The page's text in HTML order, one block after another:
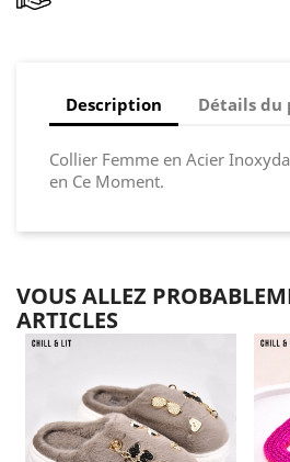
Description Détails du
Collier Femme en Acier
en Ce Moment.
VOUS ALLEZ
ARTICLES